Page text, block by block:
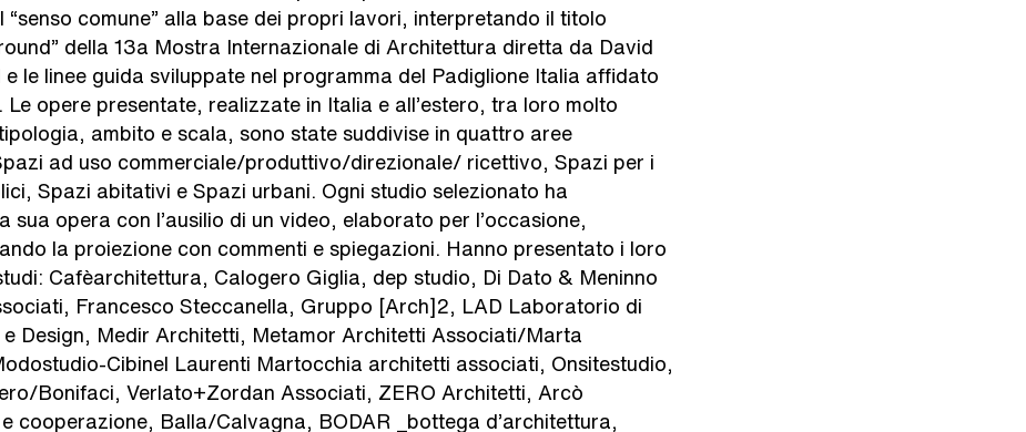
“senso comune” alla base dei propri lavori, interpretando il titolo
della 13a Mostra Internazionale di Architettura diretta da David
e le linee guida sviluppate nel programma del Padiglione Italia affidato
Le opere presentate, realizzate in Italia e all’estero, tra loro molto
ambito e scala, sono state suddivise in quattro aree
ad uso commerciale/produttivo/direzionale/ ricettivo, Spazi per i
Spazi abitativi e Spazi urbani. Ogni studio selezionato ha
sua opera con l’ausilio di un video, elaborato per l’occasione,
la proiezione con commenti e spiegazioni. Hanno presentato i loro
Cafèarchitettura, Calogero Giglia, dep studio, Di Dato & Meninno
Francesco Steccanella, Gruppo [Arch]2, LAD Laboratorio di
Design, Medir Architetti, Metamor Architetti Associati/Marta
Cibinel Laurenti Martocchia architetti associati, Onsitestudio,
Bonifaci, Verlato+Zordan Associati, ZERO Architetti, Arcò
cooperazione, Balla/Calvagna, BODAR _bottega d’architettura,